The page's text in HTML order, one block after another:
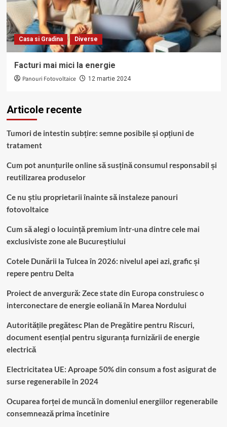
Casa si Gradina Diverse
Facturi mai mici la energie
Panouri Fotovoltaice 12 martie 2024
Articole recente
Tumori de intestin subțire: semne posibile și opțiuni de
tratament
Cum pot anunțurile online să susțină consumul responsabil și
reutilizarea produselor
Ce nu știu proprietarii înainte să instaleze panouri
fotovoltaice
Cum să alegi o locuință premium într-una dintre cele mai
exclusiviste zone ale Bucureștiului
Cotele Dunării la Tulcea în 2026: nivelul apei azi, grafic și
repere pentru Delta
Proiect de anvergură: Zece state din Europa construiesc o
interconectare de energie eoliană în Marea Nordului
Autoritățile pregătesc Plan de Pregătire pentru Riscuri,
document esențial pentru siguranța furnizării de energie
electrică
Electricitatea UE: Aproape 50% din consum a fost asigurat de
surse regenerabile în 2024
Ocuparea forței de muncă în domeniul energiilor regenerabile
consemnează prima încetinire